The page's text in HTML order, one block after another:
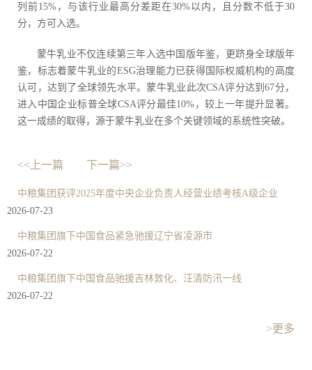
列前15%，与该行业最高分差距在30%以内，且分数不低于30
分，方可入选。
蒙牛乳业不仅连续第三年入选中国版年鉴，更跻身全球版年
鉴，标志着蒙牛乳业的ESG治理能力已获得国际权威机构的高度
认可，达到了全球领先水平。蒙牛乳业此次CSA评分达到67分，
进入中国企业标普全球CSA评分最佳10%，较上一年提升显著。
这一成绩的取得，源于蒙牛乳业在多个关键领域的系统性突破。
<<上一篇 下一篇>>
中粮集团获评2025年度中央企业负责人经营业绩考核A级企业
2026-07-23
中粮集团旗下中国食品紧急驰援辽宁省凌源市
2026-07-22
中粮集团旗下中国食品驰援吉林敦化、汪清防汛一线
2026-07-22
>更多